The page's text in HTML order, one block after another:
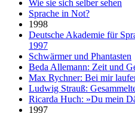
Wie sie sich selber sehen
Sprache in Not?
1998
Deutsche Akademie für
1997
Schwärmer und Phantasten
Beda Allemann: Zeit und
Max Rychner: Bei mir
Ludwig Strauß:
Ricarda Huch: »Du mein
1997